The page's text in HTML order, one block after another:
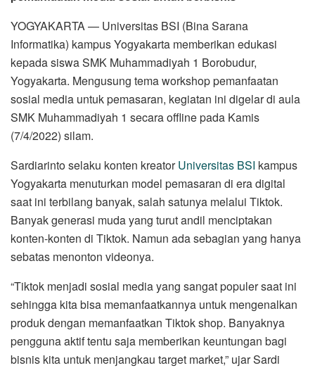
YOGYAKARTA — Universitas BSI (Bina Sarana
Informatika) kampus Yogyakarta memberikan edukasi
kepada siswa SMK Muhammadiyah 1 Borobudur,
Yogyakarta. Mengusung tema workshop pemanfaatan
sosial media untuk pemasaran, kegiatan ini digelar di aula
SMK Muhammadiyah 1 secara offline pada Kamis
(7/4/2022) silam.
Sardiarinto selaku konten kreatorUniversitas BSI kampus
Yogyakarta menuturkan model pemasaran di era digital
saat ini terbilang banyak, salah satunya melalui Tiktok.
Banyak generasi muda yang turut andil menciptakan
konten-konten di Tiktok. Namun ada sebagian yang hanya
sebatas menonton videonya.
“Tiktok menjadi sosial media yang sangat populer saat ini
sehingga kita bisa memanfaatkannya untuk mengenalkan
produk dengan memanfaatkan Tiktok shop. Banyaknya
pengguna aktif tentu saja memberikan keuntungan bagi
bisnis kita untuk menjangkau target market,” ujar Sardi